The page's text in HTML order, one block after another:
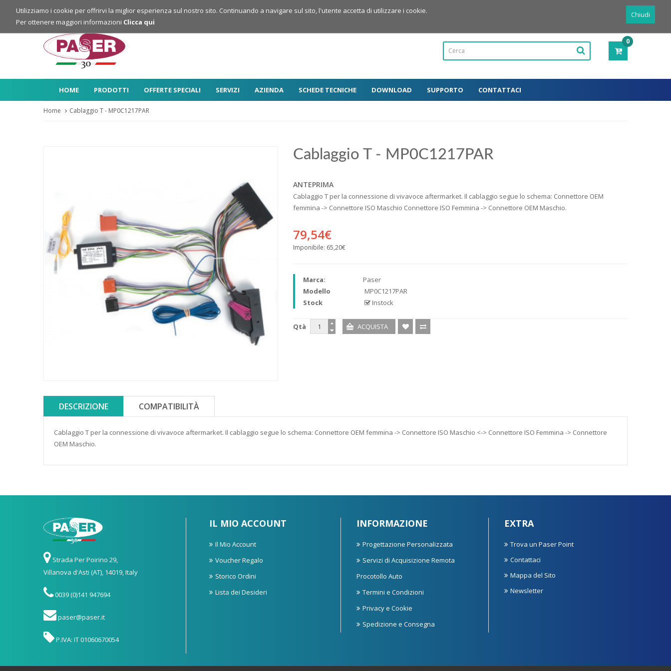
Login Registrazione
0
-
HOME PRODOTTI OFFERTE SPECIALI SERVIZI AZIENDA SCHEDE TECNICHE DOWNLOAD SUPPORTO CONTATTACI
Home Cablaggio T - MP0C1217PAR
Cablaggio T - MP0C1217PAR
ANTEPRIMA
Cablaggio T per la connessione di vivavoce aftermarket. Il cablaggio segue lo schema: Connettore OEM
femmina -> Connettore ISO Maschio Connettore ISO Femmina -> Connettore OEM Maschio.
79,54€
Imponibile: 65,20€
Marca:
Paser
Modello
MP0C1217PAR
Stock
Instock
Qtà
DESCRIZIONE COMPATIBILITÀ
Cablaggio T per la connessione di vivavoce aftermarket. Il cablaggio segue lo schema: Connettore OEM femmina -> Connettore ISO Maschio <-> Connettore ISO Femmina -> Connettore
OEM Maschio.
Strada Per Poirino 29,
Villanova d'Asti (AT), 14019, Italy
0039 (0)141 947694
paser@paser.it
P.IVA: IT 01060670054
IL MIO ACCOUNT
Il Mio Account
Voucher Regalo
Storico Ordini
Lista dei Desideri
INFORMAZIONE
Progettazione Personalizzata
Servizi di Acquisizione Remota
Procotollo Auto
Termini e Condizioni
Privacy e Cookie
Spedizione e Consegna
EXTRA
Trova un Paser Point
Contattaci
Mappa del Sito
Newsletter
Chiudi
Utilizziamo i cookie per offrirvi la miglior esperienza sul nostro sito. Continuando a navigare sul sito, l'utente accetta di utilizzare i cookie.
Per ottenere maggiori informazioni Clicca qui